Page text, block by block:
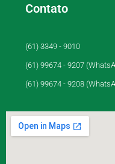
Contato
(61) 3349 - 9010
(61) 99674 - 9207
(61) 99674 - 9208